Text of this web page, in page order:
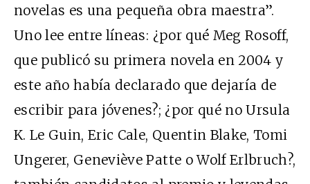
novelas es una pequeña obra maestra”.
Uno lee entre líneas: ¿por qué Meg Rosoff,
que publicó su primera novela en 2004 y
este año había declarado que dejaría de
escribir para jóvenes?; ¿por qué no Ursula
K. Le Guin, Eric Cale, Quentin Blake, Tomi
Ungerer, Geneviève Patte o Wolf Erlbruch?,